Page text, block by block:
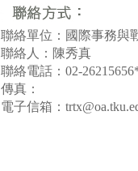
聯絡單位：國際事務與
聯絡人：陳秀真
聯絡電話：02-
傳真：
電子信箱：